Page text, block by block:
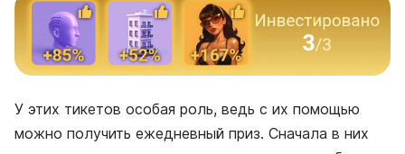
У этих тикетов особая роль, ведь с их помощью
можно получить ежедневный приз. Сначала в них